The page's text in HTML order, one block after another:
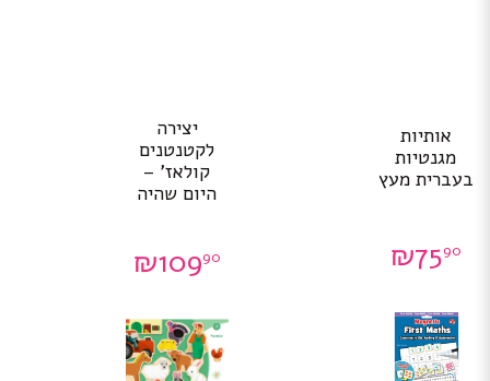
אותיות
מגנטיות
בעברית מעץ
₪7590
יצירה
לקטנטנים
קולאז’ –
היום שהיה
₪10990